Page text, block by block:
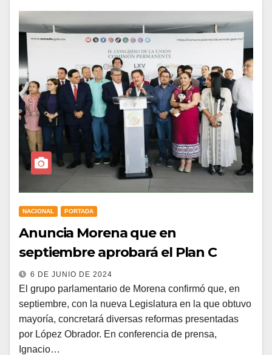
NACIONAL PORTADA
Anuncia Morena que en
septiembre aprobará el Plan C
6 DE JUNIO DE 2024
El grupo parlamentario de Morena confirmó que, en
septiembre, con la nueva Legislatura en la que obtuvo
mayoría, concretará diversas reformas presentadas
por López Obrador. En conferencia de prensa,
Ignacio…